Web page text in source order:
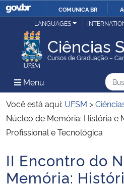
IR
O
COMUNICA BR
Ministério da Justiça e Segurança Pública
Ministério da Defesa
Ministério das Relações Exteriores
Ministério da Economia
Ministério da Infraestrutura
Ministério da Agricultura, Pecuária e
LANGUAGES
Ciências
Cursos de Graduação –
Menu Menu Principal do
Você está aqui: UFSM >
Núcleo de Memória: História e
Profissional e Tecnológica
Início do conteúdo
II Encontro do
Memória: